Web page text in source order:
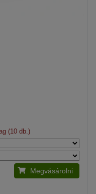
(10 db.)
Megvásárolni